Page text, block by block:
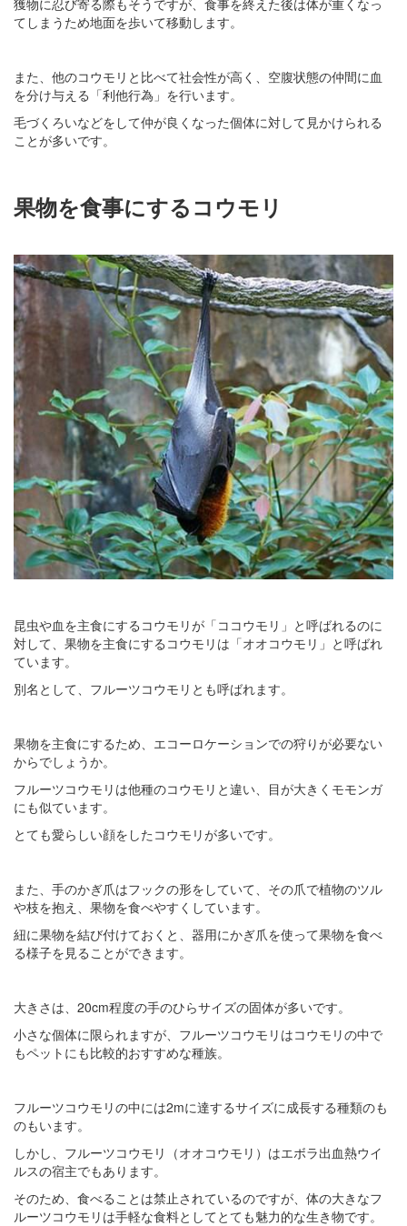
てしまうため地面を歩いて移動します。
また、他のコウモリと比べて社会性が高く、空腹状態の仲間に血
を分け与える「利他行為」を行います。
毛づくろいなどをして仲が良くなった個体に対して見かけられる
ことが多いです。
果物を食事にするコウモリ
昆虫や血を主食にするコウモリが「ココウモリ」と呼ばれるのに
対して、果物を主食にするコウモリは「オオコウモリ」と呼ばれ
ています。
別名として、フルーツコウモリとも呼ばれます。
果物を主食にするため、エコーロケーションでの狩りが必要ない
からでしょうか。
フルーツコウモリは他種のコウモリと違い、目が大きくモモンガ
にも似ています。
とても愛らしい顔をしたコウモリが多いです。
また、手のかぎ爪はフックの形をしていて、その爪で植物のツル
や枝を抱え、果物を食べやすくしています。
紐に果物を結び付けておくと、器用にかぎ爪を使って果物を食べ
る様子を見ることができます。
大きさは、20cm程度の手のひらサイズの固体が多いです。
小さな個体に限られますが、フルーツコウモリはコウモリの中で
もペットにも比較的おすすめな種族。
フルーツコウモリの中には2mに達するサイズに成長する種類のも
のもいます。
しかし、フルーツコウモリ（オオコウモリ）はエボラ出血熱ウイ
ルスの宿主でもあります。
そのため、食べることは禁止されているのですが、体の大きなフ
ルーツコウモリは手軽な食料としてとても魅力的な生き物です。